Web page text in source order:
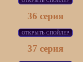
36 серия
37 серия